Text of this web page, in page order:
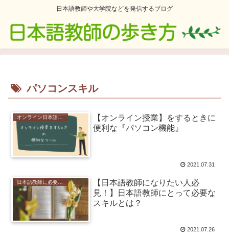
日本語教師や大学院などを発信するブログ
パソコンスキル
オンライン日本語教師
【オンライン授業】をするときに
便利な『パソコン機能』
2021.07.31
【日本語教師になりたい人必
見！】日本語教師にとって必要な
スキルとは？
2021.07.26